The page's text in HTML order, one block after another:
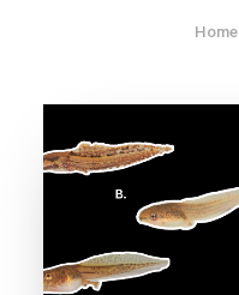
字型大小
Home